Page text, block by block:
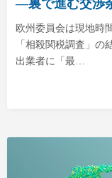
―裏で進む交渉
欧州委員会は現地時
「相殺関税調査」の
出業者に「最…